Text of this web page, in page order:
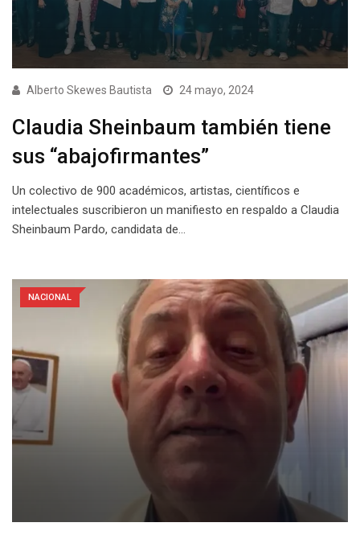
Alberto Skewes Bautista 24 mayo, 2024
Claudia Sheinbaum también tiene
sus “abajofirmantes”
Un colectivo de 900 académicos, artistas, científicos e
intelectuales suscribieron un manifiesto en respaldo a Claudia
Sheinbaum Pardo, candidata de…
NACIONAL